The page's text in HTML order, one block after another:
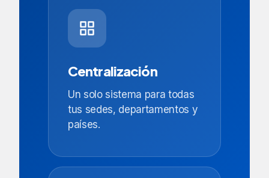
Centralización
Un solo sistema para todas
tus sedes, departamentos y
países.